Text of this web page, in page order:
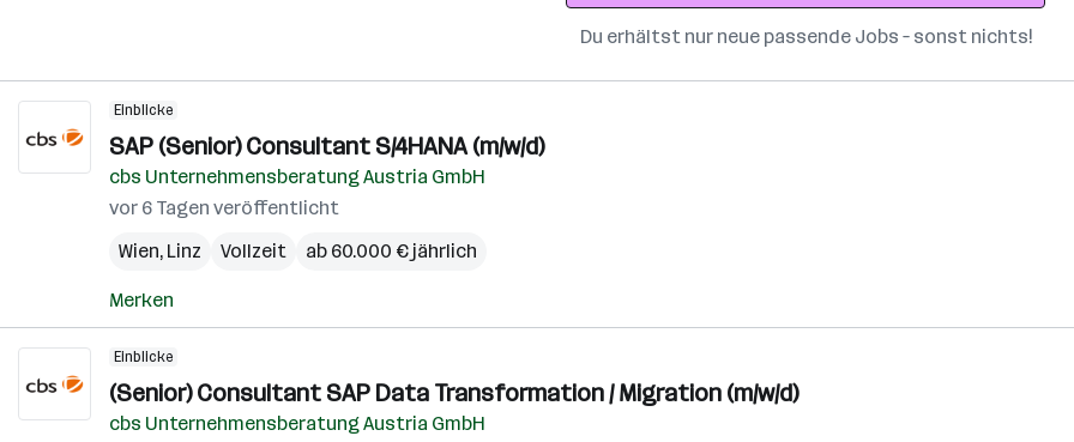
Du erhältst nur neue passende Jobs – sonst nichts!
Einblicke
SAP (Senior) Consultant S/4HANA (m/w/d)
cbs Unternehmensberatung Austria GmbH
vor 6 Tagen veröffentlicht
Wien, Linz Vollzeit ab 60.000 € jährlich
Merken
Einblicke
(Senior) Consultant SAP Data Transformation / Migration (m/w/d)
cbs Unternehmensberatung Austria GmbH